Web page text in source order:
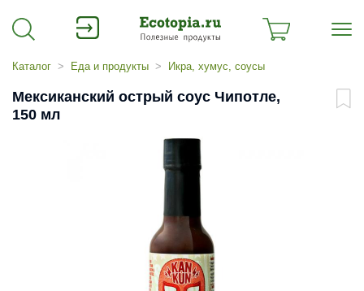
Каталог Еда и продукты Икра, хумус, соусы
Мексиканский острый соус Чипотле,
150 мл